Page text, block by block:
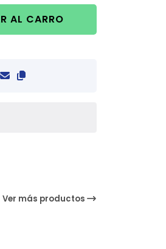
AL CARRO
Ver más productos